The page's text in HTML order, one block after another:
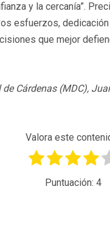
y la cercanía”.
esfuerzos,
que mejor
de Cárdenas (MDC),
Valora este
Puntuación: 4